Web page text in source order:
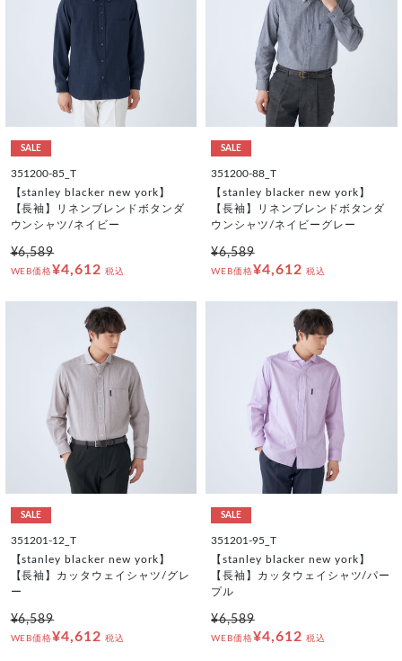
SALE
351200-85_T
【stanley blacker new york】
【長袖】リネンブレンドボタンダ
ウンシャツ/ネイビー
¥6,589
WEB価格¥4,612 税込
SALE
351200-88_T
【stanley blacker new york】
【長袖】リネンブレンドボタンダ
ウンシャツ/ネイビーグレー
¥6,589
WEB価格¥4,612 税込
SALE
351201-12_T
【stanley blacker new york】
【長袖】カッタウェイシャツ/グレ
ー
¥6,589
WEB価格¥4,612 税込
SALE
351201-95_T
【stanley blacker new york】
【長袖】カッタウェイシャツ/パー
プル
¥6,589
WEB価格¥4,612 税込